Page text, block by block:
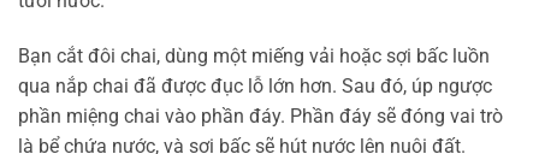
Bạn cắt đôi chai, dùng một miếng vải hoặc sợi bấc luồn
qua nắp chai đã được đục lỗ lớn hơn. Sau đó, úp ngược
phần miệng chai vào phần đáy. Phần đáy sẽ đóng vai trò
là bể chứa nước, và sợi bấc sẽ hút nước lên nuôi đất.